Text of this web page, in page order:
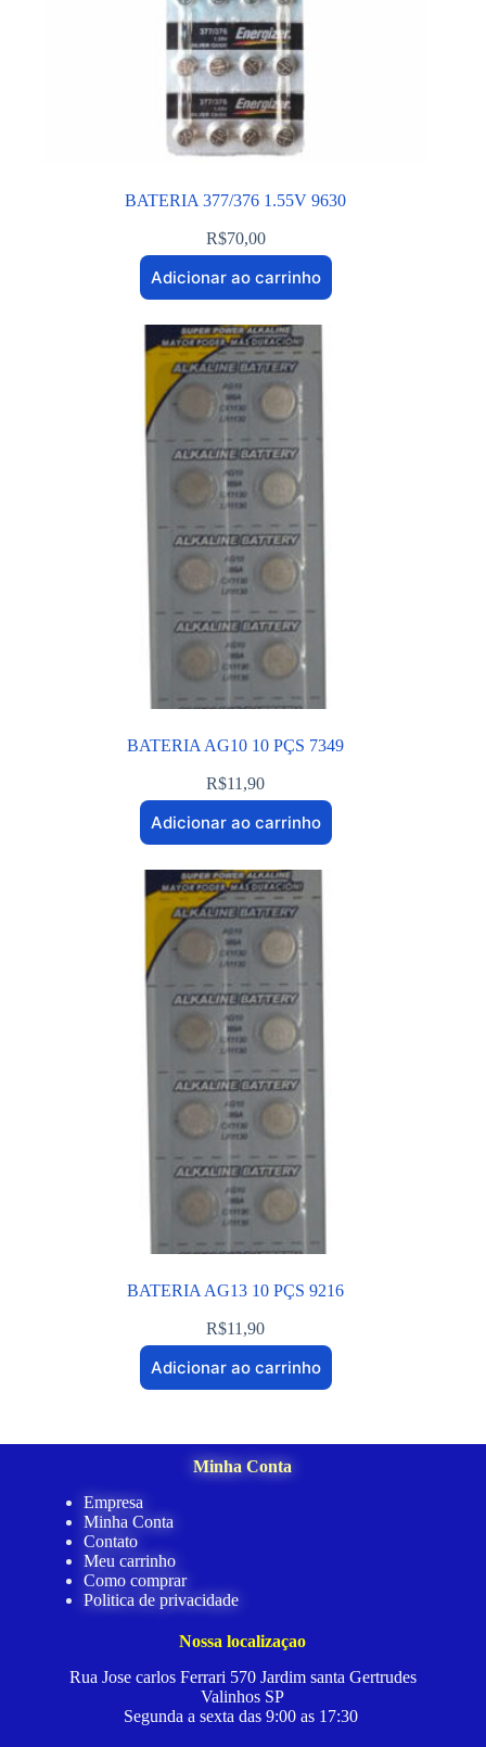
BATERIA 377/376 1.55V 9630
R$70,00
Adicionar ao carrinho
BATERIA AG10 10 PÇS 7349
R$11,90
Adicionar ao carrinho
BATERIA AG13 10 PÇS 9216
R$11,90
Adicionar ao carrinho
Minha Conta
Empresa
Minha Conta
Contato
Meu carrinho
Como comprar
Politica de privacidade
Nossa localizaçao
Rua Jose carlos Ferrari 570 Jardim santa Gertrudes
Valinhos SP
Segunda a sexta das 9:00 as 17:30